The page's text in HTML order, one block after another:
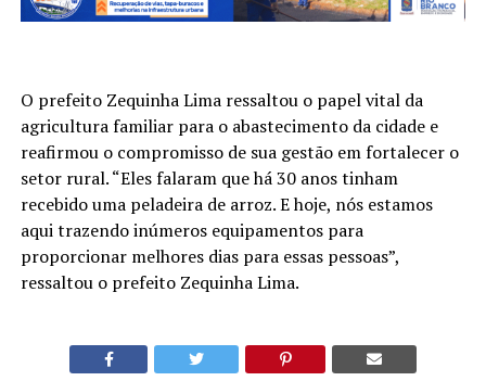
O prefeito Zequinha Lima ressaltou o papel vital da
agricultura familiar para o abastecimento da cidade e
reafirmou o compromisso de sua gestão em fortalecer o
setor rural. “Eles falaram que há 30 anos tinham
recebido uma peladeira de arroz. E hoje, nós estamos
aqui trazendo inúmeros equipamentos para
proporcionar melhores dias para essas pessoas”,
ressaltou o prefeito Zequinha Lima.